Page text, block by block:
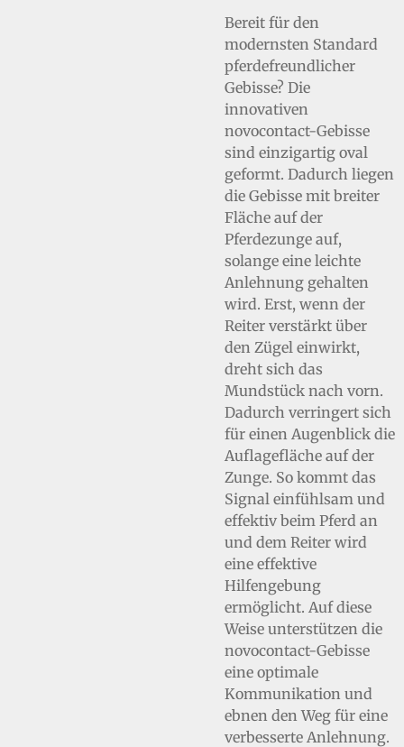
Bereit für den
modernsten Standard
pferdefreundlicher
Gebisse? Die
innovativen
novocontact-Gebisse
sind einzigartig oval
geformt. Dadurch liegen
die Gebisse mit breiter
Fläche auf der
Pferdezunge auf,
solange eine leichte
Anlehnung gehalten
wird. Erst, wenn der
Reiter verstärkt über
den Zügel einwirkt,
dreht sich das
Mundstück nach vorn.
Dadurch verringert sich
für einen Augenblick die
Auflagefläche auf der
Zunge. So kommt das
Signal einfühlsam und
effektiv beim Pferd an
und dem Reiter wird
eine effektive
Hilfengebung
ermöglicht. Auf diese
Weise unterstützen die
novocontact-Gebisse
eine optimale
Kommunikation und
ebnen den Weg für eine
verbesserte Anlehnung.